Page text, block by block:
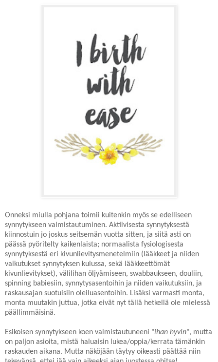
Onneksi miulla pohjana toimii kuitenkin myös se edelliseen
synnytykseen valmistautuminen. Aktiivisesta synnytyksestä
kiinnostuin jo joskus seitsemän vuotta sitten, ja siitä asti on
päässä pyöritelty kaikenlaista; normaalista fysiologisesta
synnytyksestä eri kivunlievitysmenetelmiin (lääkkeet ja niiden
vaikutukset synnytyksen kulussa, sekä lääkkeettömät
kivunlievitykset), välilihan öljyämiseen, swabbaukseen, douliin,
spinning babiesiin, synnytysasentoihin ja niiden vaikutuksiin, ja
raskausajan suotuisiin oleiluasentoihin. Lisäksi varmasti monta,
monta muutakin juttua, jotka eivät nyt tällä hetkellä ole mielessä
päällimmäisinä.
Esikoisen synnytykseen koen valmistautuneeni "ihan hyvin", mutta
on paljon asioita, mistä haluaisin lukea/oppia/kerrata tämänkin
raskauden aikana. Mutta näköjään täytyy oikeasti päättää niin